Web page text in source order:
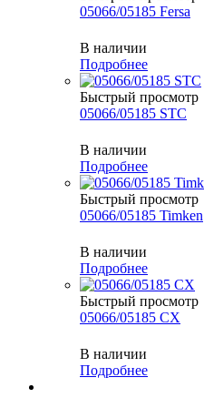
05066/05185 Fersa
В наличии
Подробнее
Быстрый просмотр
05066/05185 STC
В наличии
Подробнее
Быстрый просмотр
05066/05185 Timken
В наличии
Подробнее
Быстрый просмотр
05066/05185 CX
В наличии
Подробнее